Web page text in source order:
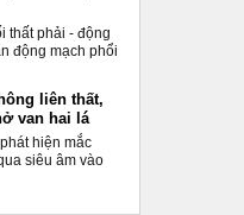
thất phải - động
động mạch phổi
liên thất,
van hai lá
hiện mắc
siêu âm vào